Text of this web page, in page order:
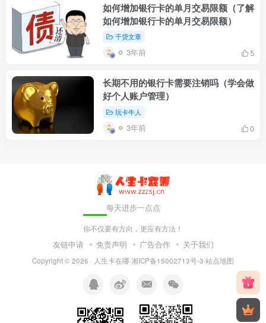
如何增加银行卡的单月交易限额（了解
如何增加银行卡的单月交易限额）
干贷文章
3年前 5
长期不用的银行卡需要注销吗（学会做
好个人账户管理）
玩卡牛人
3年前 0
每天进步一点点
你不仅要有方向，更应有方法！
友链申请 免责声明 广告合作 关于我们
Copyright © 2026 · 人生卡在哪·湘ICP备15002713号-3·站点地图